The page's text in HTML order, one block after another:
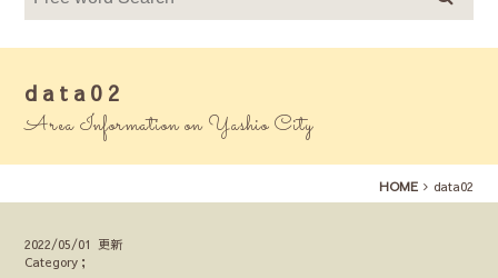
data02
Area Information on Yashio City
HOME data02
2022/05/01 更新
Category；